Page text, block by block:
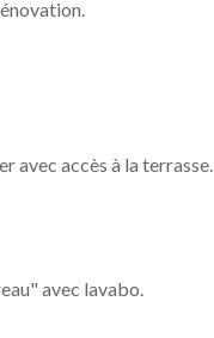
avec accès à la terrasse.
avec lavabo.